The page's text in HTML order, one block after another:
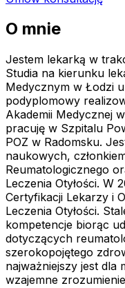
O mnie
Jestem lekarką w
Studia na kierunku
Medycznym w Łodzi
podyplomowy
Akademii Medycznej
pracuję w Szpitalu
POZ w Radomsku.
naukowych,
Reumatologicznego
Leczenia Otyłości. W
Certyfikacji Lekarzy i
Leczenia Otyłości.
kompetencje biorąc
dotyczących
szerokopojętego
najważniejszy jest dla
wzajemne